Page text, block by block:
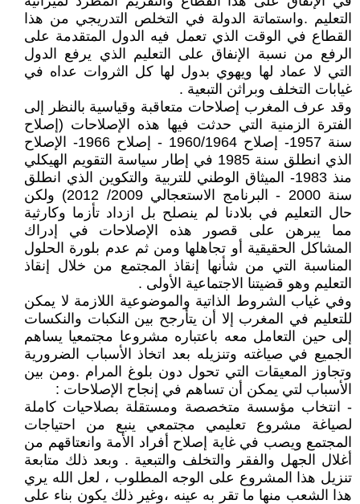
التعليم .واستماتة الدولة في التخلص التدريجي من هذا
القطاع في الوقت الذي تعمل فيه الدول المتقدمة على
الرفع من نسبة الإنفاق على التعليم الذي يرفع الدول
التي لا عماد لها ويهوي بدول لها كل الثروات عداه في
غيابات التخلف وبراثن التبعية .
وقد عرف المغرب إصلاحات متعاقبة وقياسية بالنظر إلى
الفترة الزمنية التي حدثت فيها هذه الإصلاحات (إصلاح
سنة 1957- إصلاح 1960/1964 - إصلاح 1966- الإصلاح
الذي انطلق سنة 1985 في إطار سياسة التقويم الهيكلي
منذ 1983- الميثاق الوطني للتربية والتكوين الذي انطلق
سنة 2000 - البرنامج الاستعجالي 2009/ 2012) ولكن
حال التعليم في بلادنا لم ينصلح بل ازداد تأزما وكارثية
مما يبرهن على قصور هذه الإصلاحات في إدراك
المشاكل الحقيقية أو تجاهلها ومن ثم عدم بلورة الحلول
المناسبة التي من شأنها إنقاذ المجتمع من خلال إنقاذ
التعليم وهو قضيتنا الاجتماعية الأولى .
وفي غياب الشروط الذاتية والموضوعية اللازمة لا يمكن
للتعليم في المغرب إلا أن يتأرجح بين النكبات والنكسات
إلى حين التعامل معه باعتباره مشروعا مجتمعيا يساهم
الجميع في صياغته وتنزيله بعد اتخاذ الأسباب الضرورية
وتجاوز المعيقات التي تحول دون بلوغ المرام .ومن بين
الأسباب لتي يمكن أن تساهم في إنجاح الإصلاحات :
- انتخاب مؤسسة متخصصة ومستقلة بصلاحيات كاملة
لصياغة مشروع تعليمي مجتمعي ينبع من احتياجات
المجتمع ويصب في غاية إصلاح أفراد الأمة وانعتاقهم من
أغلال الجهل والفقر والتخلف والتبعية . وبعد ذلك متابعة
تنزيل هذا المشروع على الوجه المطلوب ، لعل الله يري
هذا الشعب منها ما تقر به عينه ،وغير ذلك يكون بناء على